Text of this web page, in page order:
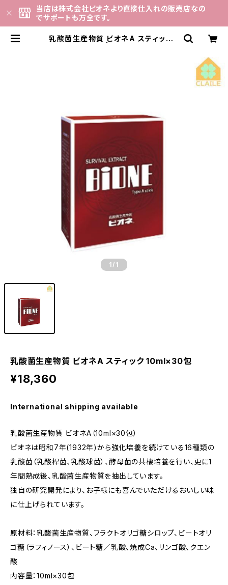
当店は株式会社ビオネより直接仕入れの販売店なの
でサポートも万全です。
乳酸菌生産物質 ビオネA スティック 1
1 /1
乳酸菌生産物質 ビオネA スティック 10ml×30包
¥18,360
International shipping available
乳酸菌生産物質 ビオネA（10ml×30包）
ビオネは昭和7年(1932年)から強化培養を続けている16種類の
乳酸菌（乳酸桿菌、乳酸球菌）、酵母菌の共棲培養を行い、更に1
年間熟成後、乳酸菌生産物質を抽出しています。
独自の研究開発により、お子様にも喜んでいただけるおいしい味
に仕上げられています。
原材料：乳酸菌生産物質、フラクトオリゴ糖シロップ、ビートオリ
ゴ糖（ラフィノース）、ビート糖／乳酸、焼成Ca、リンゴ酸、クエン
酸
内容量：10ml×30包